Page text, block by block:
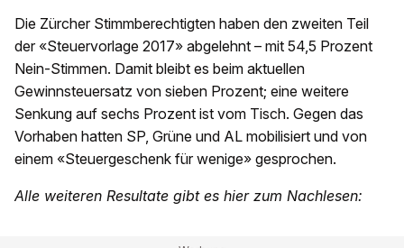
Die Zürcher Stimmberechtigten haben den zweiten Teil
der «Steuervorlage 2017» abgelehnt – mit 54,5 Prozent
Nein-Stimmen. Damit bleibt es beim aktuellen
Gewinnsteuersatz von sieben Prozent; eine weitere
Senkung auf sechs Prozent ist vom Tisch. Gegen das
Vorhaben hatten SP, Grüne und AL mobilisiert und von
einem «Steuergeschenk für wenige» gesprochen.
Alle weiteren Resultate gibt es hier zum Nachlesen: